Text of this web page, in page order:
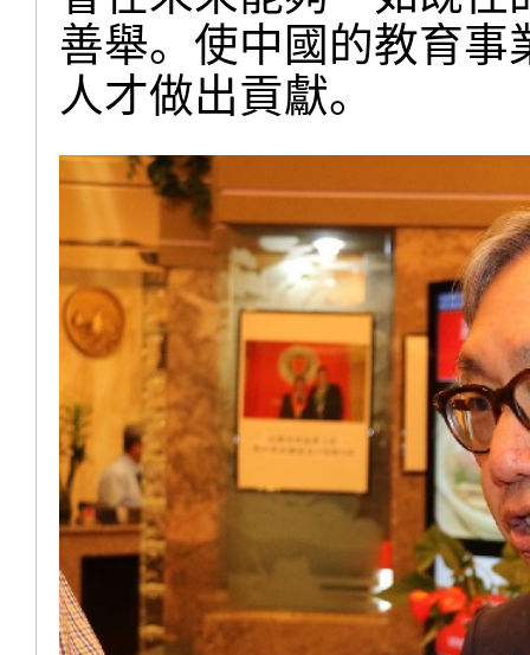
善舉。使中國的教育
人才做出貢獻。